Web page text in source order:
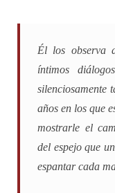
Él los observa
íntimos
silenciosamente
años en los que
mostrarle el
del espejo que
espantar cada